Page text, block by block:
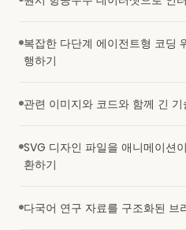
복잡한 다단계 에이전트형 코딩
행하기
관련 이미지와 코드와 함께 긴
SVG 디자인 파일을 애니메이션
환하기
다국어 연구 자료를 구조화된 브